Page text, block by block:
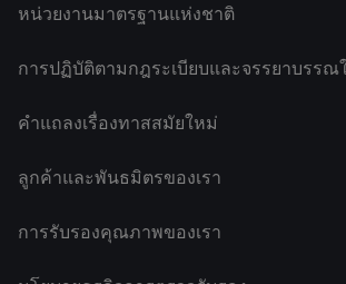
หน่วยงานมาตรฐานแห่งชาติ
การปฏิบัติตามกฎระเบียบและจรรยาบรรณ
คำแถลงเรื่องทาสสมัยใหม่
ลูกค้าและพันธมิตรของเรา
การรับรองคุณภาพของเรา